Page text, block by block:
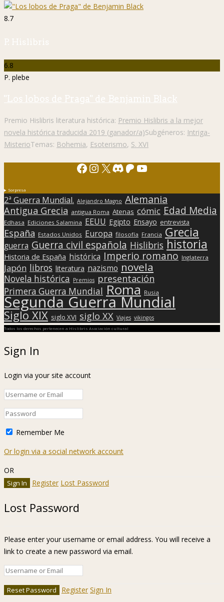
8.7
P. Hislibris
6.8
P. plebe
"Los lobos de Praga" de Benjamin Black
Premio Hislibris literatura histórica: Premio Hislibris a la mejor
novela histórica traducida 2019 (ganador/a)Subgéneros: Intriga-
MisterioTemas: Bohemia, Esoterismo, S. XVI
Facebook
Instagram
X Discord
Patreon
YouTube
Sorpresa
2ª Guerra Mundial. Alejandro Magno Alemania
Antigua Grecia antigua Roma Atenas cómic Edad Media
Edhasa Ediciones Salamina EEUU Egipto Ensayo entrevista
España Estados Unidos Europa filosofía Francia Grecia
guerra Guerra civil española Hislibris historia
Historia de España histórica Imperio romano Inglaterra
Japón libros literatura nazismo novela
Novela histórica Premios presentación
Primera Guerra Mundial Roma Rusia
Segunda Guerra Mundial
Siglo XIX siglo XVI siglo XX Viajes vikingos
Todos los derechos pertenecen a Hislibris Asociación cultural
Sign In
Login via your site account
Remember Me
Or login via a social network account
OR
Register Lost Password
Lost Password
Please enter your username or email address. You will receive a
link to create a new password via email.
Register Sign In